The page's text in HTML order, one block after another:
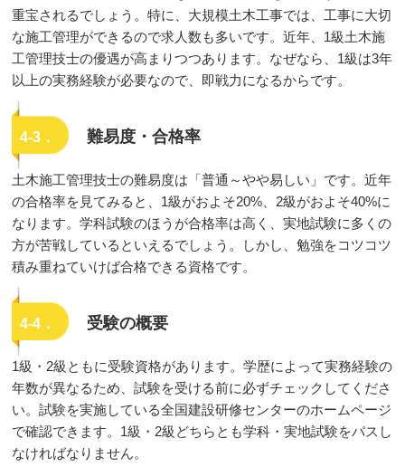
重宝されるでしょう。特に、大規模土木工事では、工事に大切
な施工管理ができるので求人数も多いです。近年、1級土木施
工管理技士の優遇が高まりつつあります。なぜなら、1級は3年
以上の実務経験が必要なので、即戦力になるからです。
4-3． 難易度・合格率
土木施工管理技士の難易度は「普通～やや易しい」です。近年
の合格率を見てみると、1級がおよそ20%、2級がおよそ40%に
なります。学科試験のほうが合格率は高く、実地試験に多くの
方が苦戦しているといえるでしょう。しかし、勉強をコツコツ
積み重ねていけば合格できる資格です。
4-4． 受験の概要
1級・2級ともに受験資格があります。学歴によって実務経験の
年数が異なるため、試験を受ける前に必ずチェックしてくださ
い。試験を実施している全国建設研修センターのホームページ
で確認できます。1級・2級どちらとも学科・実地試験をパスし
なければなりません。